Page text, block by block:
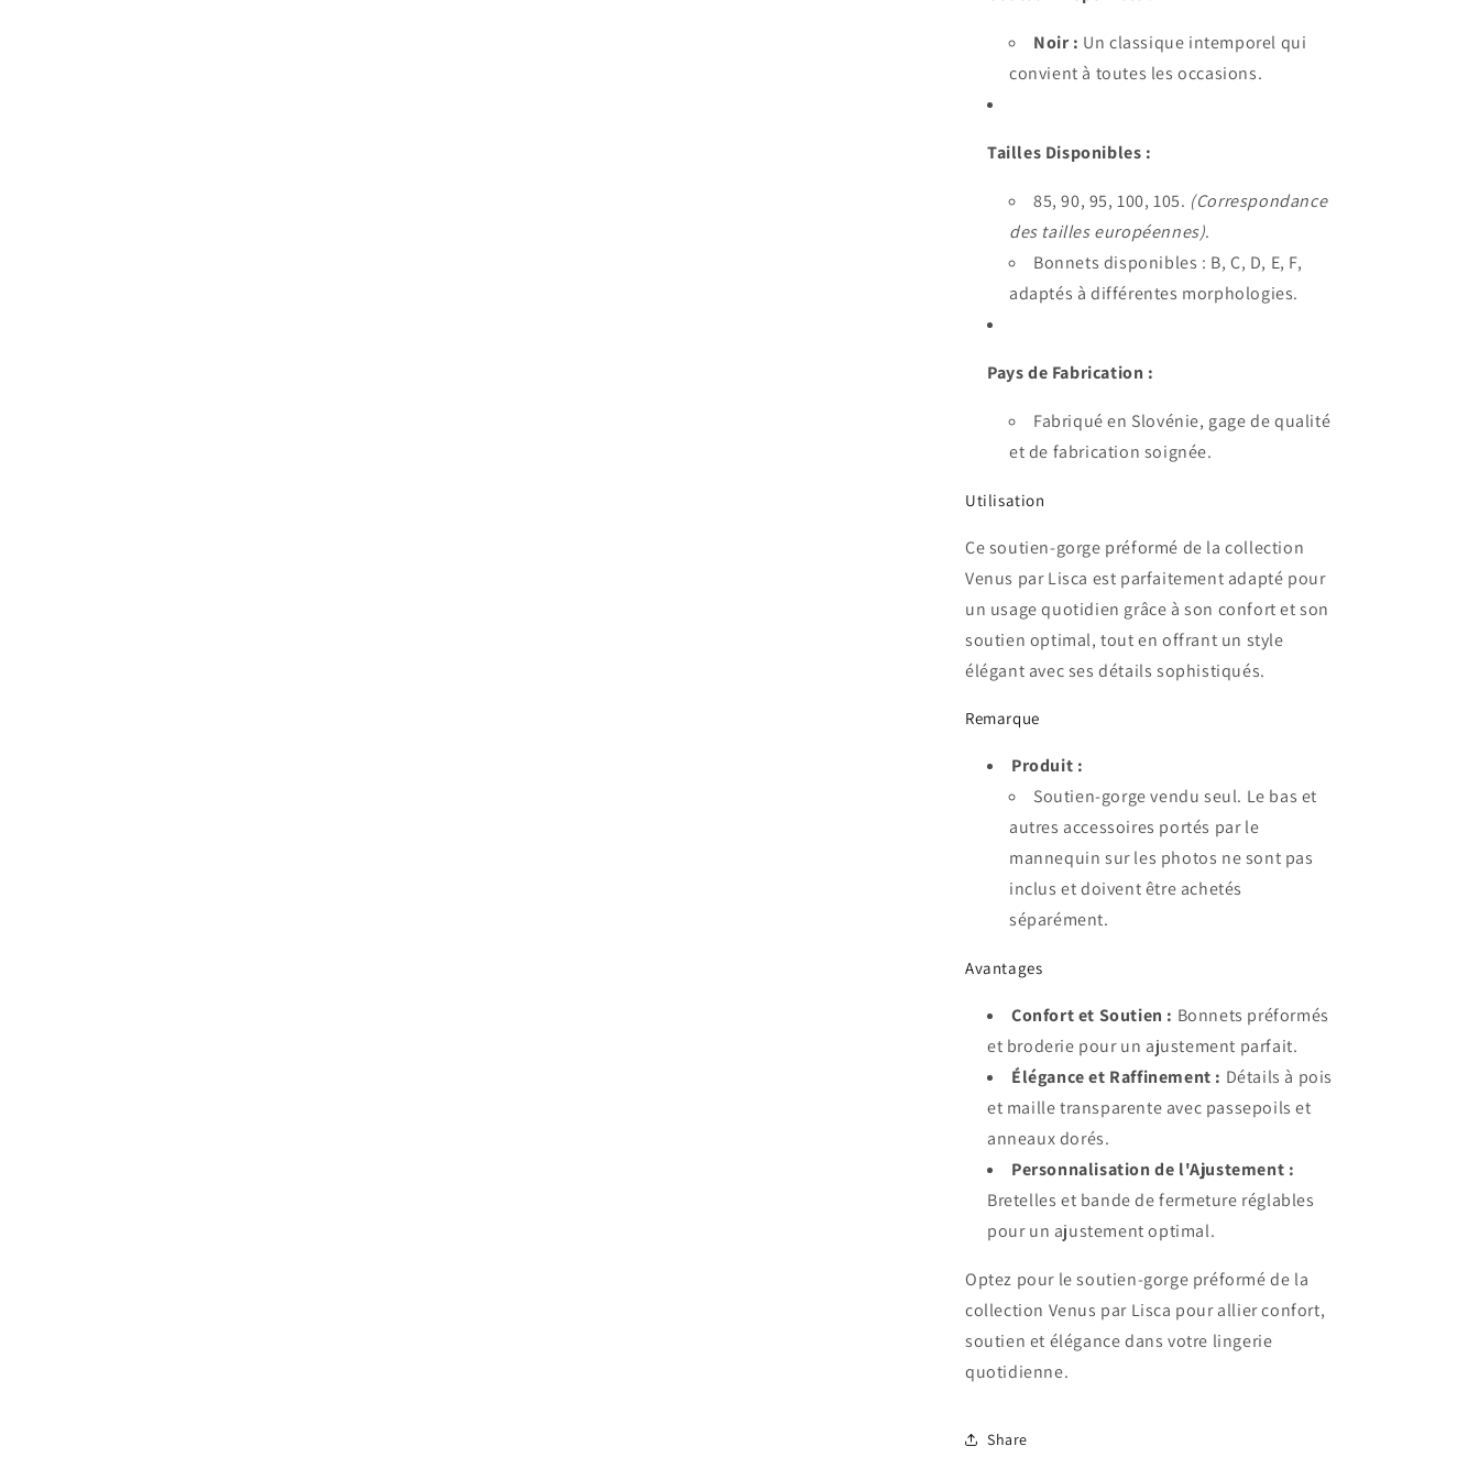
Noir : Un classique intemporel qui
convient à toutes les occasions.
Tailles Disponibles :
85, 90, 95, 100, 105. (Correspondance
des tailles européennes).
Bonnets disponibles : B, C, D, E, F,
adaptés à différentes morphologies.
Pays de Fabrication :
Fabriqué en Slovénie, gage de qualité
et de fabrication soignée.
Utilisation
Ce soutien-gorge préformé de la collection
Venus par Lisca est parfaitement adapté pour
un usage quotidien grâce à son confort et son
soutien optimal, tout en offrant un style
élégant avec ses détails sophistiqués.
Remarque
Produit :
Soutien-gorge vendu seul. Le bas et
autres accessoires portés par le
mannequin sur les photos ne sont pas
inclus et doivent être achetés
séparément.
Avantages
Confort et Soutien : Bonnets préformés
et broderie pour un ajustement parfait.
Élégance et Raffinement : Détails à pois
et maille transparente avec passepoils et
anneaux dorés.
Personnalisation de l'Ajustement :
Bretelles et bande de fermeture réglables
pour un ajustement optimal.
Optez pour le soutien-gorge préformé de la
collection Venus par Lisca pour allier confort,
soutien et élégance dans votre lingerie
quotidienne.
Share